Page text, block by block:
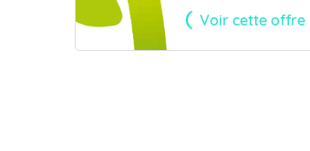
Voir cette offre